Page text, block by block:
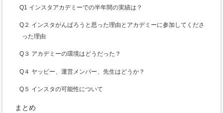
Q1 インスタアカデミーでの半年間の実績は？
Q２ インスタがんばろうと思った理由とアカデミーに参加してくださ
った理由
Q３ アカデミーの環境はどうだった？
Q４ ヤッピー、運営メンバー、先生はどうか？
Q５ インスタの可能性について
まとめ